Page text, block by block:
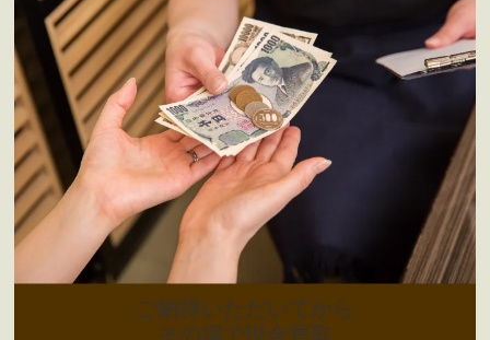
ご納得いただいてから
その場で現金買取